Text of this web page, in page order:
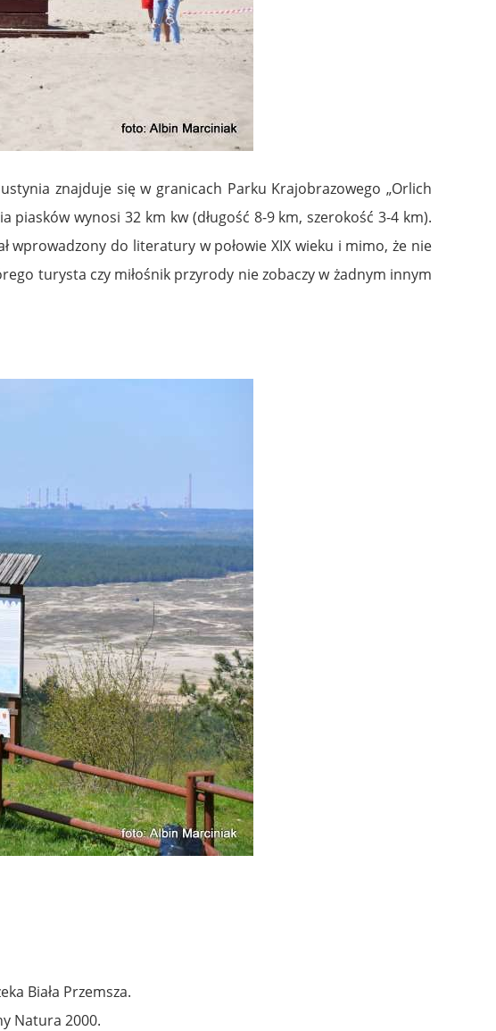
znajduje się w granicach Parku Krajobrazowego „Orlich
wynosi 32 km kw (długość 8-9 km, szerokość 3-4 km).
wprowadzony do literatury w połowie XIX wieku i mimo, że nie
turysta czy miłośnik przyrody nie zobaczy w żadnym innym
Biała Przemsza.
Natura 2000.